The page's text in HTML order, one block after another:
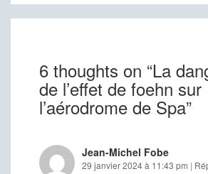
6 thoughts on “La
de l’effet de foehn sur
l’aérodrome de Spa”
Jean-Michel Fobe
29 janvier 2024 à 11:43 pm |